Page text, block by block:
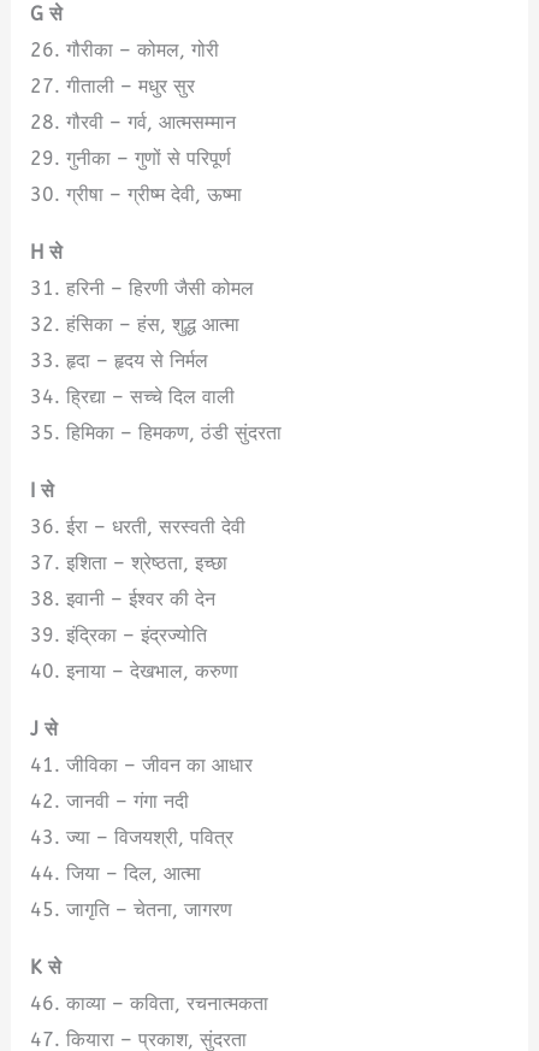
G से
26. गौरीका – कोमल, गोरी
27. गीताली – मधुर सुर
28. गौरवी – गर्व, आत्मसम्मान
29. गुनीका – गुणों से परिपूर्ण
30. ग्रीषा – ग्रीष्म देवी, ऊष्मा
H से
31. हरिनी – हिरणी जैसी कोमल
32. हंसिका – हंस, शुद्ध आत्मा
33. हृदा – हृदय से निर्मल
34. ह्रिद्या – सच्चे दिल वाली
35. हिमिका – हिमकण, ठंडी सुंदरता
I से
36. ईरा – धरती, सरस्वती देवी
37. इशिता – श्रेष्ठता, इच्छा
38. इवानी – ईश्वर की देन
39. इंद्रिका – इंद्रज्योति
40. इनाया – देखभाल, करुणा
J से
41. जीविका – जीवन का आधार
42. जानवी – गंगा नदी
43. ज्या – विजयश्री, पवित्र
44. जिया – दिल, आत्मा
45. जागृति – चेतना, जागरण
K से
46. काव्या – कविता, रचनात्मकता
47. कियारा – प्रकाश, सुंदरता